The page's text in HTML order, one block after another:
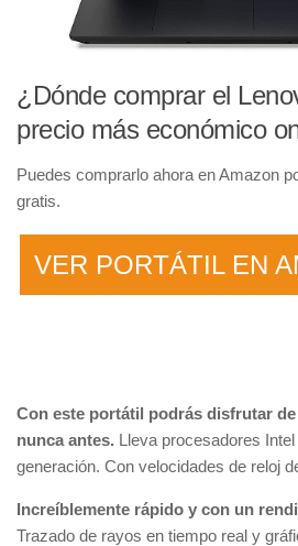
¿Dónde comprar el
precio más económico
Puedes comprarlo ahora en Amazon
gratis.
VER PORTÁTIL EN
Con este portátil podrás disfrutar
nunca antes. Lleva procesadores
generación. Con velocidades de reloj
Increíblemente rápido y con un
Trazado de rayos en tiempo real y